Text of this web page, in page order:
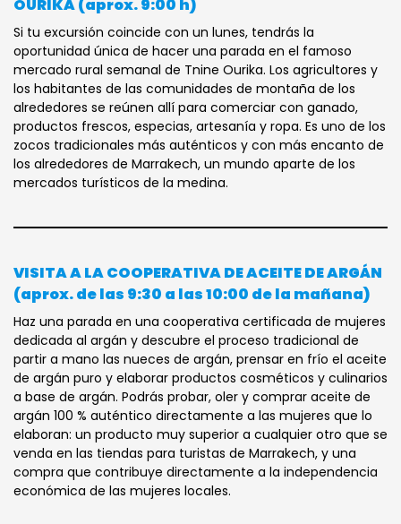
OURIKA (aprox. 9:00 h)
Si tu excursión coincide con un lunes, tendrás la
oportunidad única de hacer una parada en el famoso
mercado rural semanal de Tnine Ourika. Los agricultores y
los habitantes de las comunidades de montaña de los
alrededores se reúnen allí para comerciar con ganado,
productos frescos, especias, artesanía y ropa. Es uno de los
zocos tradicionales más auténticos y con más encanto de
los alrededores de Marrakech, un mundo aparte de los
mercados turísticos de la medina.
VISITA A LA COOPERATIVA DE ACEITE DE ARGÁN
(aprox. de las 9:30 a las 10:00 de la mañana)
Haz una parada en una cooperativa certificada de mujeres
dedicada al argán y descubre el proceso tradicional de
partir a mano las nueces de argán, prensar en frío el aceite
de argán puro y elaborar productos cosméticos y culinarios
a base de argán. Podrás probar, oler y comprar aceite de
argán 100 % auténtico directamente a las mujeres que lo
elaboran: un producto muy superior a cualquier otro que se
venda en las tiendas para turistas de Marrakech, y una
compra que contribuye directamente a la independencia
económica de las mujeres locales.